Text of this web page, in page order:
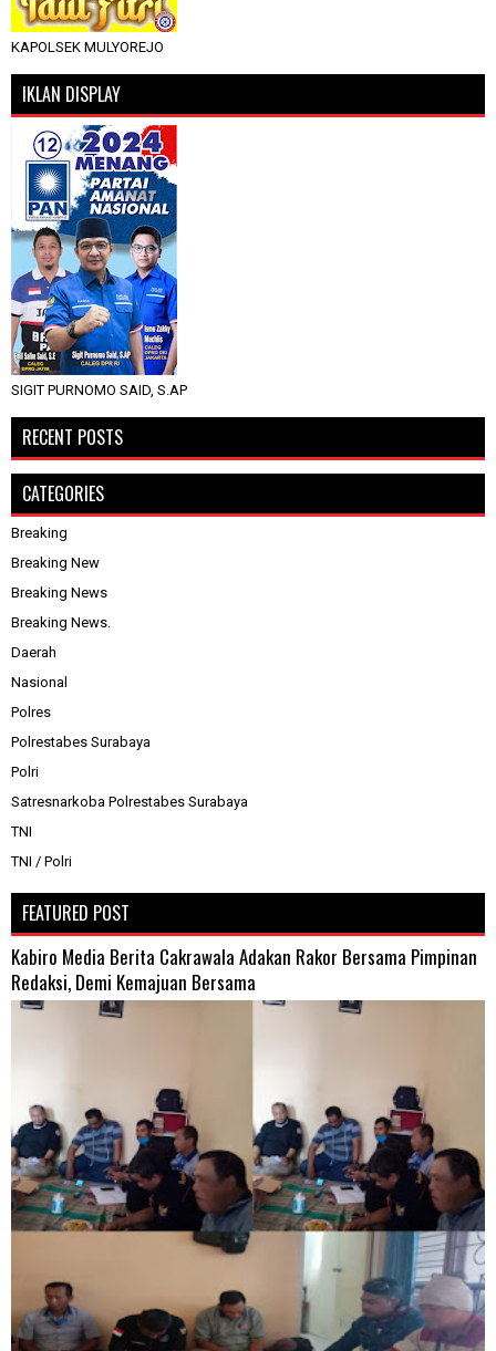
KAPOLSEK MULYOREJO
IKLAN DISPLAY
SIGIT PURNOMO SAID, S.AP
RECENT POSTS
CATEGORIES
Breaking
Breaking New
Breaking News
Breaking News.
Daerah
Nasional
Polres
Polrestabes Surabaya
Polri
Satresnarkoba Polrestabes Surabaya
TNI
TNI / Polri
FEATURED POST
Kabiro Media Berita Cakrawala Adakan Rakor Bersama Pimpinan
Redaksi, Demi Kemajuan Bersama